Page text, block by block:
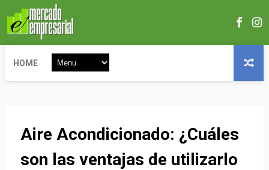
HOME
Aire Acondicionado: ¿Cuáles
son las ventajas de utilizarlo